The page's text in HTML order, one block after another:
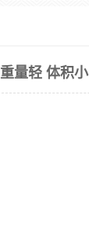
量轻 体积小